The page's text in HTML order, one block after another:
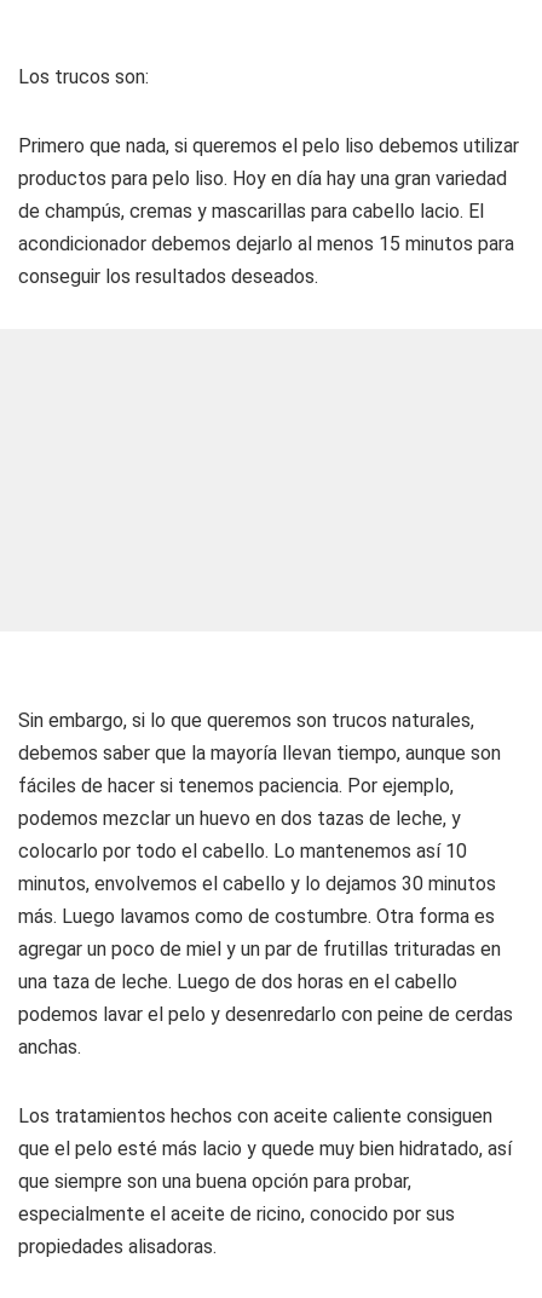
Los trucos son:
Primero que nada, si queremos el pelo liso debemos utilizar
productos para pelo liso. Hoy en día hay una gran variedad
de champús, cremas y mascarillas para cabello lacio. El
acondicionador debemos dejarlo al menos 15 minutos para
conseguir los resultados deseados.
Sin embargo, si lo que queremos son trucos naturales,
debemos saber que la mayoría llevan tiempo, aunque son
fáciles de hacer si tenemos paciencia. Por ejemplo,
podemos mezclar un huevo en dos tazas de leche, y
colocarlo por todo el cabello. Lo mantenemos así 10
minutos, envolvemos el cabello y lo dejamos 30 minutos
más. Luego lavamos como de costumbre. Otra forma es
agregar un poco de miel y un par de frutillas trituradas en
una taza de leche. Luego de dos horas en el cabello
podemos lavar el pelo y desenredarlo con peine de cerdas
anchas.
Los tratamientos hechos con aceite caliente consiguen
que el pelo esté más lacio y quede muy bien hidratado, así
que siempre son una buena opción para probar,
especialmente el aceite de ricino, conocido por sus
propiedades alisadoras.